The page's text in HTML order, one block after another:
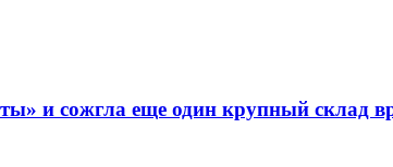
и сожгла еще один крупный склад